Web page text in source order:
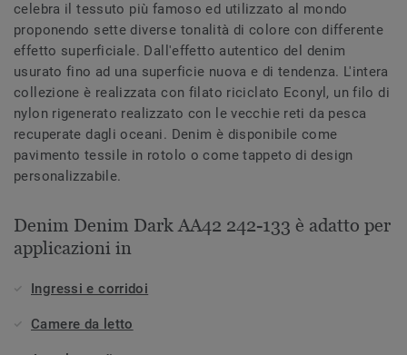
celebra il tessuto più famoso ed utilizzato al mondo
proponendo sette diverse tonalità di colore con differente
effetto superficiale. Dall'effetto autentico del denim
usurato fino ad una superficie nuova e di tendenza. L'intera
collezione è realizzata con filato riciclato Econyl, un filo di
nylon rigenerato realizzato con le vecchie reti da pesca
recuperate dagli oceani. Denim è disponibile come
pavimento tessile in rotolo o come tappeto di design
personalizzabile.
Denim Denim Dark AA42 242-133 è adatto per
applicazioni in
Ingressi e corridoi
Camere da letto